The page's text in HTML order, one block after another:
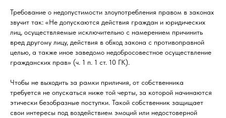
Требование о недопустимости злоупотребления правом в законах
звучит так: «Не допускаются действия граждан и юридических
лиц, осуществляемые исключительно с намерением причинить
вред другому лицу, действия в обход закона с противоправной
целью, а также иное заведомо недобросовестное осуществление
гражданских прав» (ч. 1 п. 1 ст. 10 ГК).
Чтобы не выходить за рамки приличия, от собственника
требуется не опускаться ниже той черты, за которой начинаются
этически безобразные поступки. Такой собственник защищает
свои интересы под воздействием эмоций или недостоверной